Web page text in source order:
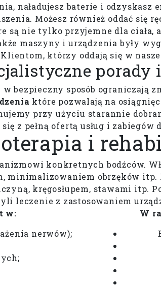
naładujesz baterie i
Możesz również oddać się
są nie tylko przyjemne dla ciała,
maszyny i urządzenia były
Klientom, którzy oddają się w nasze
porady
bezpieczny sposób ograniczają
które pozwalają na
przy użyciu starannie
z pełną ofertą usług i
i
konkretnych bodźców.
obrzęków itp.
kręgosłupem, stawami itp.
z zastosowaniem
w:
nerwów);
W